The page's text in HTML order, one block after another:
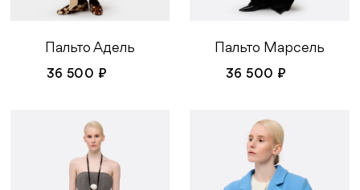
Пальто Адель
36 500 ₽
Пальто Марсель
36 500 ₽